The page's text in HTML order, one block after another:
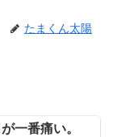
たまくん太陽
一番痛い。